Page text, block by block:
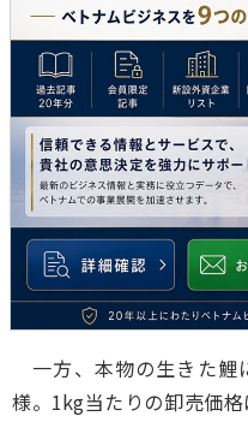
一方、本物の生きた鯉
様。1kg当たりの卸売価